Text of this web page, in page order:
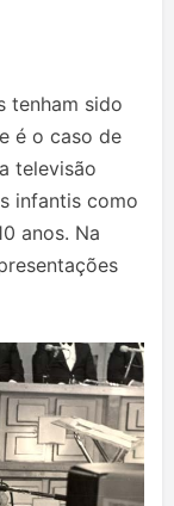
tenham sido
é o caso de
televisão
infantis como
anos. Na